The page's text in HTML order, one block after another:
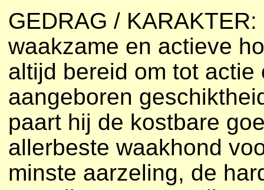
GEDRAG /
waakzame en actieve
altijd bereid om tot
aangeboren
paart hij de kostbare
allerbeste waakhond
minste aarzeling, de